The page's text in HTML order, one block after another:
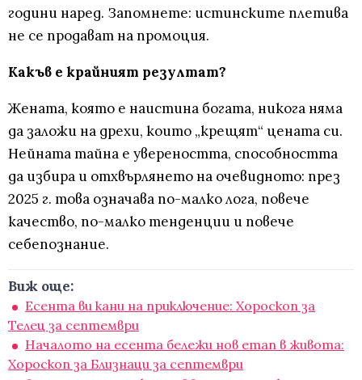
години наред. Запомнете: истинските плетива
не се продават на промоция.
Какъв е крайният резултат?
Жената, която е наистина богата, никога няма
да заложи на дрехи, които „крещят“ цената си.
Нейната тайна е увереността, способността
да избира и отхвърлянето на очевидното: през
2025 г. това означава по-малко лога, повече
качество, по-малко тенденции и повече
себепознание.
Виж още:
Есента ви кани на приключение: Хороскоп за
Телец за септември
Началото на есента бележи нов етап в живота:
Хороскоп за Близнаци за септември